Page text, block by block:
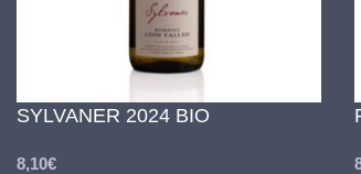
SYLVANER 2024 BIO
8,10€